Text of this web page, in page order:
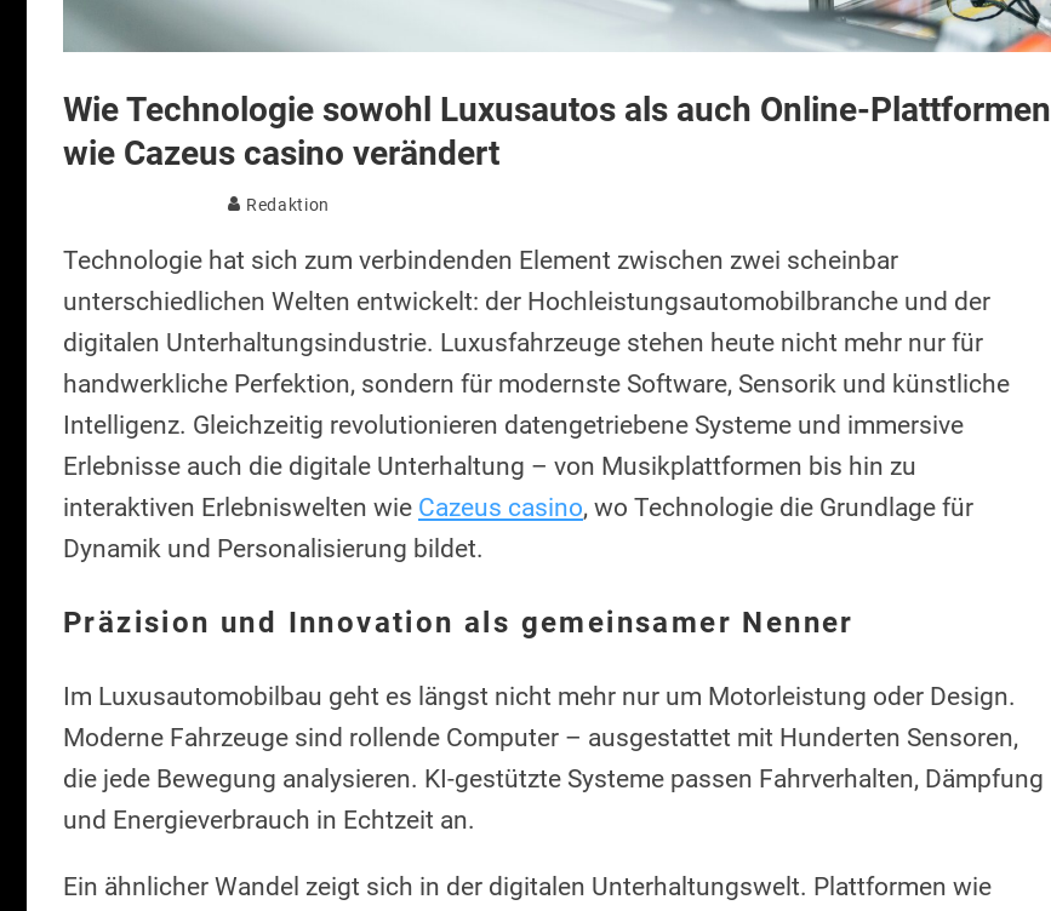
Wie Technologie sowohl Luxusautos als auch Online-Plattformen
wie Cazeus casino verändert
Redaktion
Technologie hat sich zum verbindenden Element zwischen zwei scheinbar
unterschiedlichen Welten entwickelt: der Hochleistungsautomobilbranche und der
digitalen Unterhaltungsindustrie. Luxusfahrzeuge stehen heute nicht mehr nur für
handwerkliche Perfektion, sondern für modernste Software, Sensorik und künstliche
Intelligenz. Gleichzeitig revolutionieren datengetriebene Systeme und immersive
Erlebnisse auch die digitale Unterhaltung – von Musikplattformen bis hin zu
interaktiven Erlebniswelten wie Cazeus casino, wo Technologie die Grundlage für
Dynamik und Personalisierung bildet.
Präzision und Innovation als gemeinsamer Nenner
Im Luxusautomobilbau geht es längst nicht mehr nur um Motorleistung oder Design.
Moderne Fahrzeuge sind rollende Computer – ausgestattet mit Hunderten Sensoren,
die jede Bewegung analysieren. KI-gestützte Systeme passen Fahrverhalten, Dämpfung
und Energieverbrauch in Echtzeit an.
Ein ähnlicher Wandel zeigt sich in der digitalen Unterhaltungswelt. Plattformen wie